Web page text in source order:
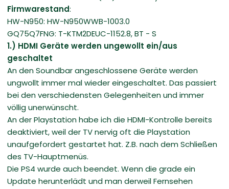
Firmwarestand:
HW-N950: HW-N950WWB-1003.0
GQ75Q7FNG: T-KTM2DEUC-1152.8, BT - S
1.) HDMI Geräte werden ungewollt ein/aus
geschaltet
An den Soundbar angeschlossene Geräte werden
ungwollt immer mal wieder eingeschaltet. Das passiert
bei den verschiedensten Gelegenheiten und immer
völlig unerwünscht.
An der Playstation habe ich die HDMI-Kontrolle bereits
deaktiviert, weil der TV nervig oft die Playstation
unaufgefordert gestartet hat. Z.B. nach dem Schließen
des TV-Hauptmenüs.
Die PS4 wurde auch beendet. Wenn die grade ein
Update herunterlädt und man derweil Fernsehen